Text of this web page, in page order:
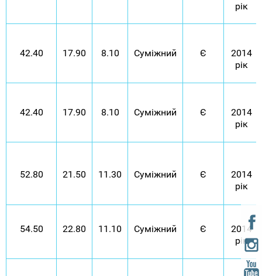
рік
42.40 17.90 8.10 Суміжний Є
2014
рік
42.40 17.90 8.10 Суміжний Є
2014
рік
52.80 21.50 11.30 Суміжний Є
2014
рік
54.50 22.80 11.10 Суміжний Є
2014
рік